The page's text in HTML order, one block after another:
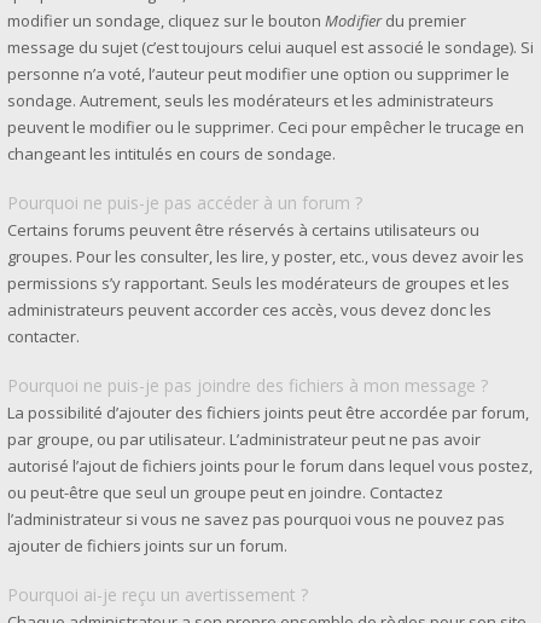
modifier un sondage, cliquez sur le bouton Modifierdu premier
message du sujet (c’est toujours celui auquel est associé le sondage). Si
personne n’a voté, l’auteur peut modifier une option ou supprimer le
sondage. Autrement, seuls les modérateurs et les administrateurs
peuvent le modifier ou le supprimer. Ceci pour empêcher le trucage en
changeant les intitulés en cours de sondage.
Pourquoi ne puis-je pas accéder à un forum ?
Certains forums peuvent être réservés à certains utilisateurs ou
groupes. Pour les consulter, les lire, y poster, etc., vous devez avoir les
permissions s’y rapportant. Seuls les modérateurs de groupes et les
administrateurs peuvent accorder ces accès, vous devez donc les
contacter.
Pourquoi ne puis-je pas joindre des fichiers à mon message ?
La possibilité d’ajouter des fichiers joints peut être accordée par forum,
par groupe, ou par utilisateur. L’administrateur peut ne pas avoir
autorisé l’ajout de fichiers joints pour le forum dans lequel vous postez,
ou peut-être que seul un groupe peut en joindre. Contactez
l’administrateur si vous ne savez pas pourquoi vous ne pouvez pas
ajouter de fichiers joints sur un forum.
Pourquoi ai-je reçu un avertissement ?